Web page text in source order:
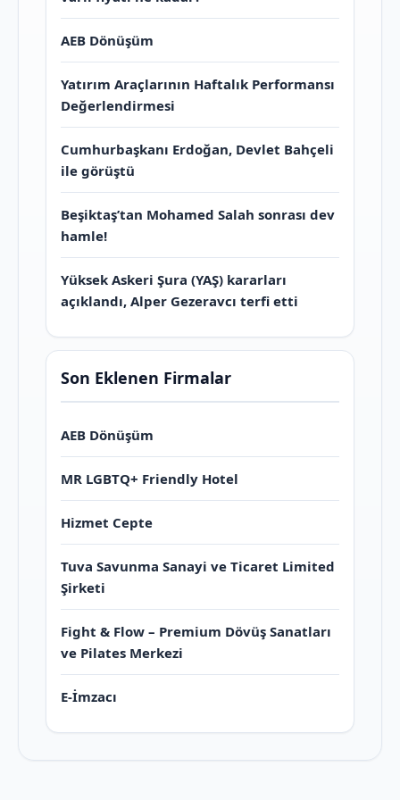
AEB Dönüşüm
Yatırım Araçlarının Haftalık Performansı
Değerlendirmesi
Cumhurbaşkanı Erdoğan, Devlet Bahçeli
ile görüştü
Beşiktaş’tan Mohamed Salah sonrası dev
hamle!
Yüksek Askeri Şura (YAŞ) kararları
açıklandı, Alper Gezeravcı terfi etti
Son Eklenen Firmalar
AEB Dönüşüm
MR LGBTQ+ Friendly Hotel
Hizmet Cepte
Tuva Savunma Sanayi ve Ticaret Limited
Şirketi
Fight & Flow – Premium Dövüş Sanatları
ve Pilates Merkezi
E-İmzacı